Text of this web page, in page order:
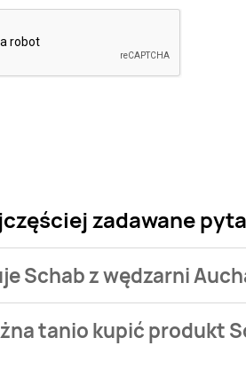
zadawane
Schab z wędzarni
kosztuje od 42,9 zł.
tanio kupić produkt